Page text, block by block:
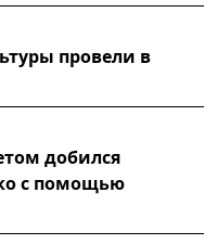
провели в
добился
с помощью